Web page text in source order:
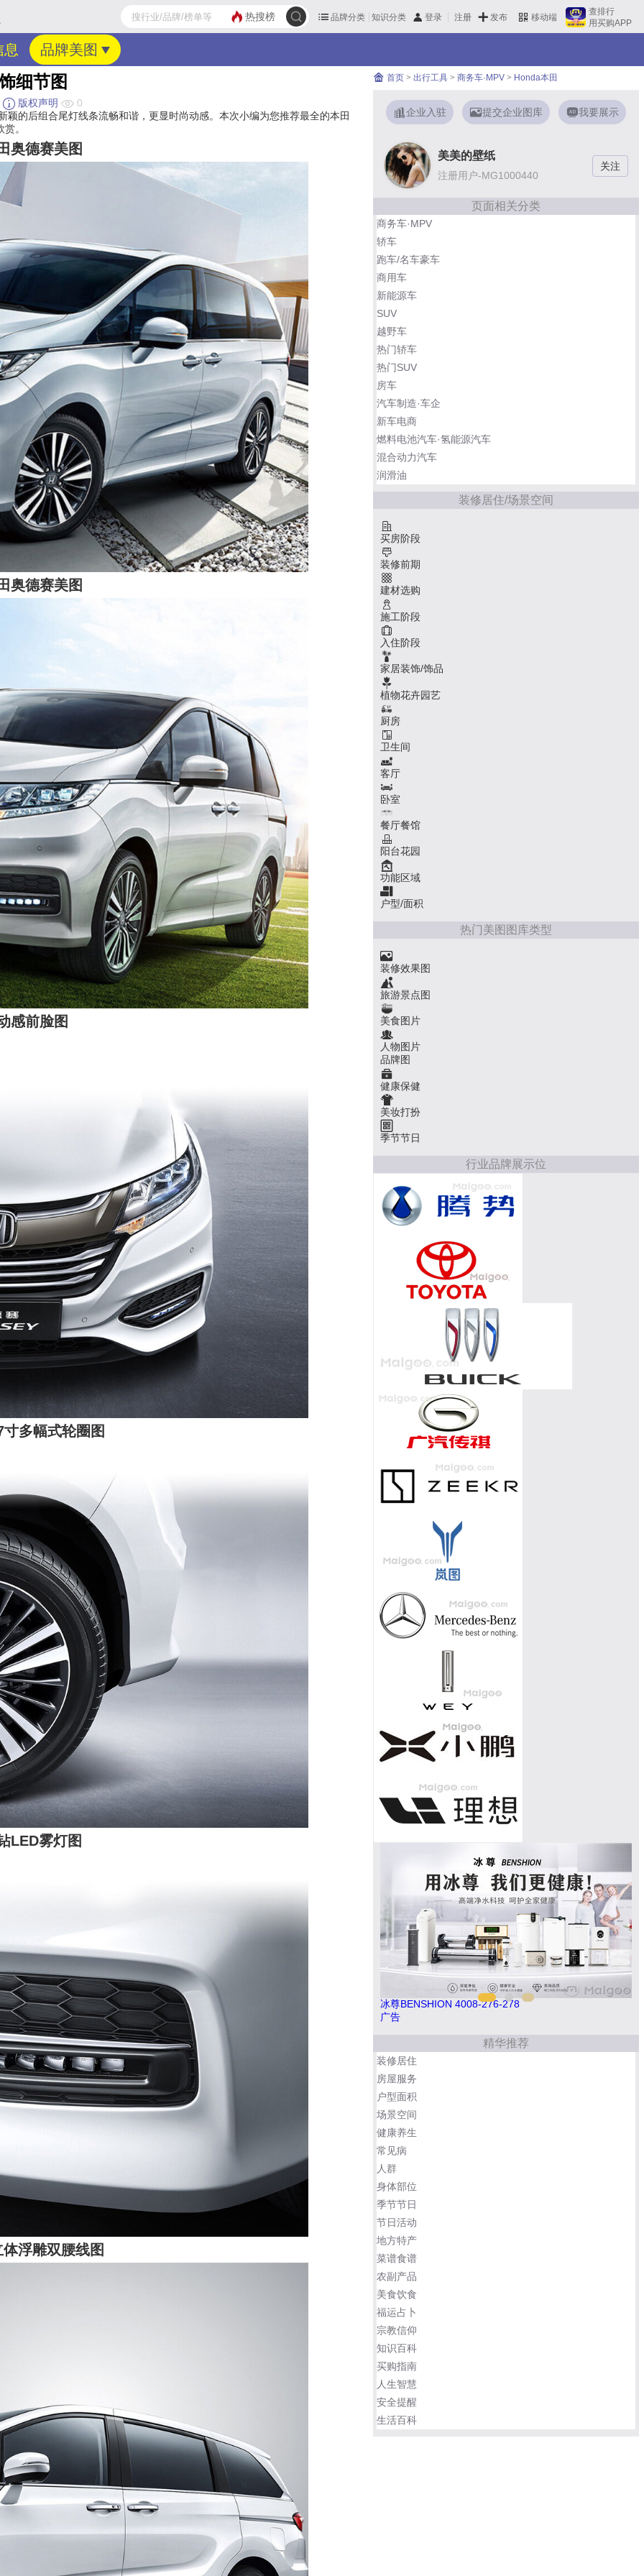
品牌分类 知识分类 登录 注册 发布 移动端
查排行
用买购APP
热搜榜
息 品牌美图
细节图
版权声明
0
的后组合尾灯线条流畅和谐，更显时尚动感。本次小编为您推荐最全的本田
。
奥德赛美图
奥德赛美图
感前脸图
多幅式轮圈图
LED雾灯图
浮雕双腰线图
首页 > 出行工具 > 商务车·MPV > Honda本田
企业入驻 提交企业图库 我要展示
美美的壁纸
注册用户-MG1000440
页面相关分类
商务车·MPV
轿车
跑车/名车豪车
商用车
新能源车
SUV
越野车
热门轿车
热门SUV
房车
汽车制造·车企
新车电商
燃料电池汽车·氢能源汽车
混合动力汽车
润滑油
装修居住/场景空间
买房阶段
装修前期
建材选购
施工阶段
入住阶段
家居装饰/饰品
植物花卉园艺
厨房
卫生间
客厅
卧室
餐厅餐馆
阳台花园
功能区域
户型/面积
热门美图图库类型
装修效果图
旅游景点图
美食图片
人物图片
品牌图
健康保健
美妆打扮
季节节日
行业品牌展示位
冰尊BENSHION 4008-276-278
广告
精华推荐
装修居住
房屋服务
户型面积
场景空间
健康养生
常见病
人群
身体部位
季节节日
节日活动
地方特产
菜谱食谱
农副产品
美食饮食
福运占卜
宗教信仰
知识百科
买购指南
人生智慧
安全提醒
生活百科